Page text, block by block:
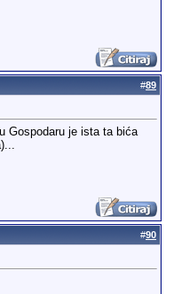
#89
Gospodaru je ista ta bića
#90